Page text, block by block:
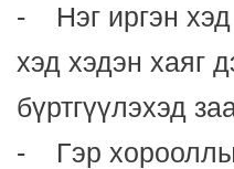
- Нэг иргэн хэд
хэд хэдэн хаяг
бүртгүүлэхэд
- Гэр хорооллыг